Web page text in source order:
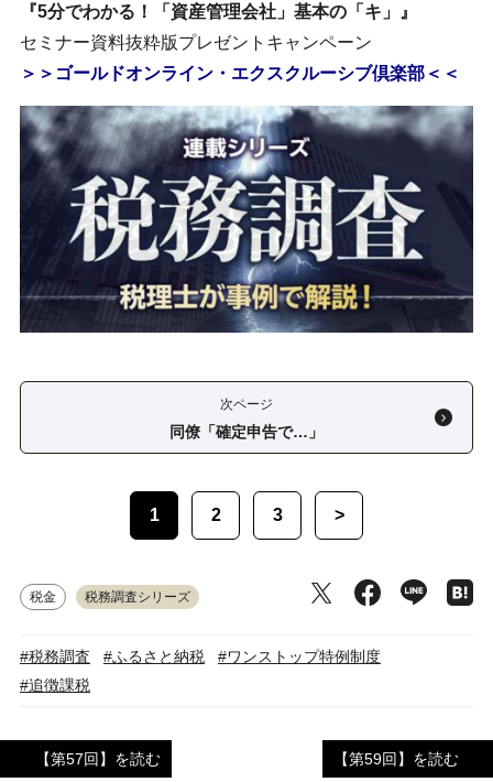
『5分でわかる！「資産管理会社」基本の「キ」』
セミナー資料抜粋版プレゼントキャンペーン
＞＞ゴールドオンライン・エクスクルーシブ倶楽部＜＜
次ページ
同僚「確定申告で…」
1 2 3 >
税金 税務調査シリーズ
#税務調査 #ふるさと納税
#ワンストップ特例制度
#追徴課税
【第57回】を読む 【第59回】を読む